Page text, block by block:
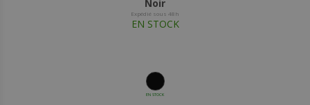
Noir
Expédié sous 48h
EN STOCK
EN STOCK